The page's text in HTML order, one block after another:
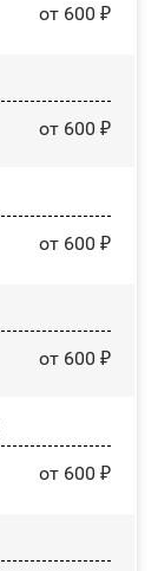
от 600 ₽
от 600 ₽
от 600 ₽
от 600 ₽
от 600 ₽